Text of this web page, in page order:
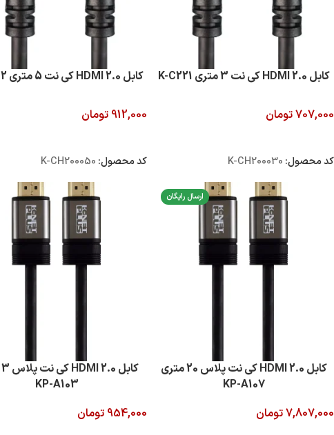
کابل 2.0 HDMI کی نت 3 متری K-C221
707,000تومان
کد محصول: K-CH200030
کابل 2.0 HDMI کی نت 5 متری K-C222
912,000 تومان
کد محصول: K-CH200050
ارسال رایگان
کابل 2.0 HDMI کی نت پلاس 20 متری
KP-A107
7,807,000تومان
KP-A103
954,000 تومان